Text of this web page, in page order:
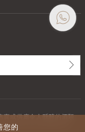
您的
賣或供應令人醺醉的酒類
must not be sold or